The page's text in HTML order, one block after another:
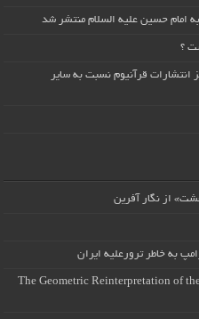
امام حسین علیه السلام منتشر شد
؟
انتشارات قرآنیوم نسبت به سایر
از نگار آفرین
به خاطر ترورعلیه ایران
The Geometric Reinterpretation of